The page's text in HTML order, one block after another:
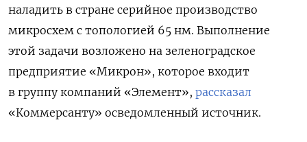
наладить в стране серийное производство
микросхем с топологией 65 нм. Выполнение
этой задачи возложено на зеленоградское
предприятие «Микрон», которое входит
в группу компаний «Элемент», рассказал
«Коммерсанту» осведомленный источник.